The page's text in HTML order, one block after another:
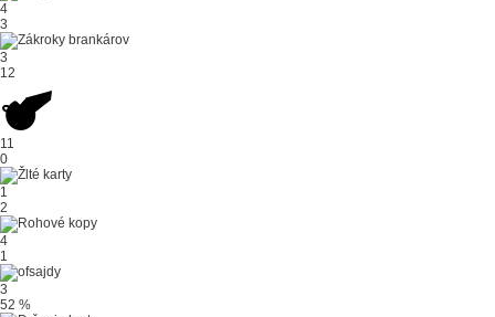
4
3
3
12
11
0
1
2
4
1
3
52 %